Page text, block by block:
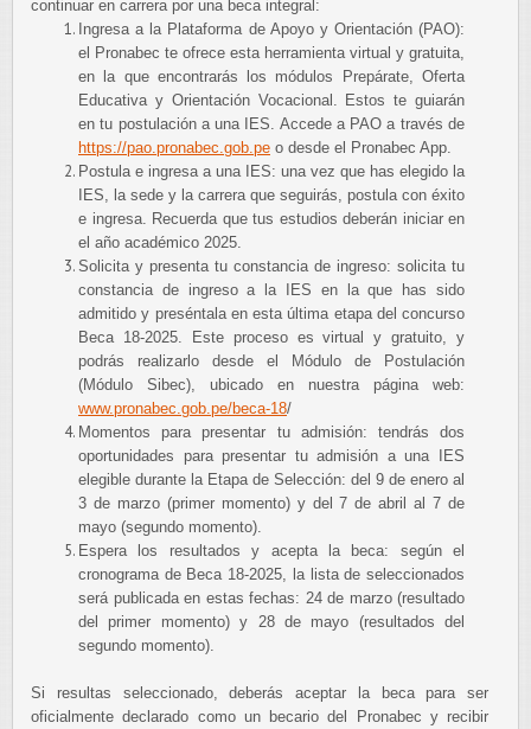
continuar en carrera por una beca integral:
Ingresa a la Plataforma de Apoyo y Orientación (PAO):
el Pronabec te ofrece esta herramienta virtual y gratuita,
en la que encontrarás los módulos Prepárate, Oferta
Educativa y Orientación Vocacional. Estos te guiarán
en tu postulación a una IES. Accede a PAO a través de
https://pao.pronabec.gob.pe o desde el Pronabec App.
Postula e ingresa a una IES: una vez que has elegido la
IES, la sede y la carrera que seguirás, postula con éxito
e ingresa. Recuerda que tus estudios deberán iniciar en
el año académico 2025.
Solicita y presenta tu constancia de ingreso: solicita tu
constancia de ingreso a la IES en la que has sido
admitido y preséntala en esta última etapa del concurso
Beca 18-2025. Este proceso es virtual y gratuito, y
podrás realizarlo desde el Módulo de Postulación
(Módulo Sibec), ubicado en nuestra página web:
www.pronabec.gob.pe/beca-18/
Momentos para presentar tu admisión: tendrás dos
oportunidades para presentar tu admisión a una IES
elegible durante la Etapa de Selección: del 9 de enero al
3 de marzo (primer momento) y del 7 de abril al 7 de
mayo (segundo momento).
Espera los resultados y acepta la beca: según el
cronograma de Beca 18-2025, la lista de seleccionados
será publicada en estas fechas: 24 de marzo (resultado
del primer momento) y 28 de mayo (resultados del
segundo momento).
Si resultas seleccionado, deberás aceptar la beca para ser
oficialmente declarado como un becario del Pronabec y recibir